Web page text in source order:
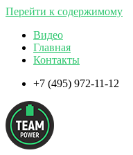
Перейти к содержимому
Видео
Главная
Контакты
+7 (495) 972-11-12